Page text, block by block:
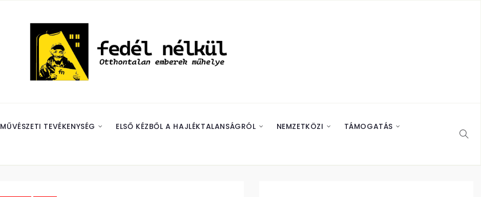
MŰVÉSZETI TEVÉKENYSÉG ELSŐ KÉZBŐL A HAJLÉKTALANSÁGRÓL NEMZETKÖZI TÁMOGATÁS